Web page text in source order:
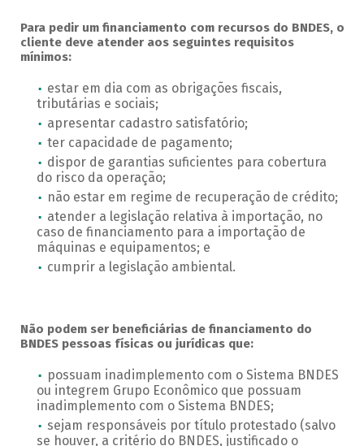
Para pedir um financiamento com recursos do BNDES, o
cliente deve atender aos seguintes requisitos
mínimos:
estar em dia com as obrigações fiscais,
tributárias e sociais;
apresentar cadastro satisfatório;
ter capacidade de pagamento;
dispor de garantias suficientes para cobertura
do risco da operação;
não estar em regime de recuperação de crédito;
atender a legislação relativa à importação, no
caso de financiamento para a importação de
máquinas e equipamentos; e
cumprir a legislação ambiental.
Não podem ser beneficiárias de financiamento do
BNDES pessoas físicas ou jurídicas que:
possuam inadimplemento com o Sistema BNDES
ou integrem Grupo Econômico que possuam
inadimplemento com o Sistema BNDES;
sejam responsáveis por título protestado (salvo
se houver, a critério do BNDES, justificado o